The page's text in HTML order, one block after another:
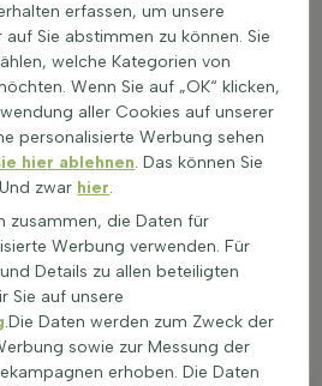
armeniaca) wächst am besten
Platz mit mindestens 6 bis 8
geschützter Standort, etwa nahe
starke Winde und fördert eine
sollte nährstoffreich, locker und gut
sind vor allem lehmiger Boden,
Sandboden und schluffiger
bis leicht kalkreichem pH-Wert.
trockener bis frisch-feuchter
direkt über den Wurzeln,
den Boden gelangen. Die richtige
reiche Blüte und
entscheidet darüber, ob der Baum
erfassen, um unsere
Sie abstimmen zu können. Sie
welche Kategorien von
Wenn Sie auf „OK“ klicken,
aller Cookies auf unserer
personalisierte Werbung sehen
hier ablehnen. Das können Sie
zwar hier.
zusammen, die Daten für
Werbung verwenden. Für
Details zu allen beteiligten
Sie auf unsere
.Die Daten werden zum Zweck der
sowie zur Messung der
erhoben. Die Daten